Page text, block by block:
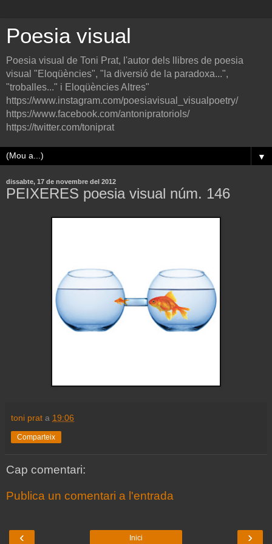
Poesia visual
Poesia visual de Toni Prat, l'autor dels llibres de poesia
visual "Eloqüències", "la diversió de la paradoxa...",
"troballes..." i Eloqüències Altres"
https://www.instagram.com/poesiavisual_visualpoetry/
https://www.facebook.com/antonipratoriols/
https://twitter.com/toniprat
▼
dissabte, 17 de novembre del 2012
PEIXERES poesia visual núm. 146
toni prat a 19:06
Comparteix
Cap comentari:
Publica un comentari a l'entrada
‹ ›
Inici